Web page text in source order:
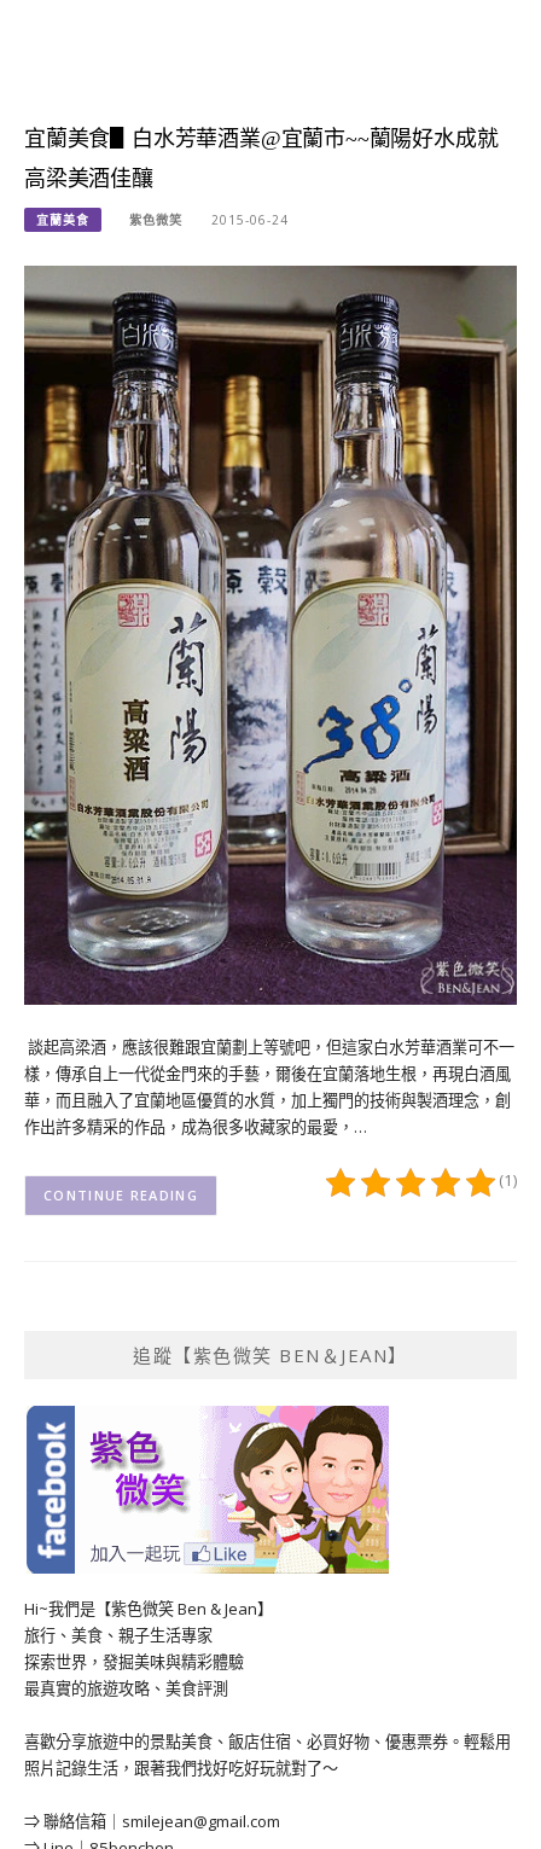
宜蘭美食▋白水芳華酒業@宜蘭市~~蘭陽好水成就
高梁美酒佳釀
宜蘭美食 紫色微笑 2015-06-24
談起高梁酒，應該很難跟宜蘭劃上等號吧，但這家白水芳華酒業可不一
樣，傳承自上一代從金門來的手藝，爾後在宜蘭落地生根，再現白酒風
華，而且融入了宜蘭地區優質的水質，加上獨門的技術與製酒理念，創
作出許多精采的作品，成為很多收藏家的最愛，…
(1)
CONTINUE READING
追蹤【紫色微笑 BEN＆JEAN】
Hi~我們是【紫色微笑 Ben & Jean】
旅行、美食、親子生活專家
探索世界，發掘美味與精彩體驗
最真實的旅遊攻略、美食評測
喜歡分享旅遊中的景點美食、飯店住宿、必買好物、優惠票券。輕鬆用
照片記錄生活，跟著我們找好吃好玩就對了～
⇒ 聯絡信箱｜ smilejean@gmail.com